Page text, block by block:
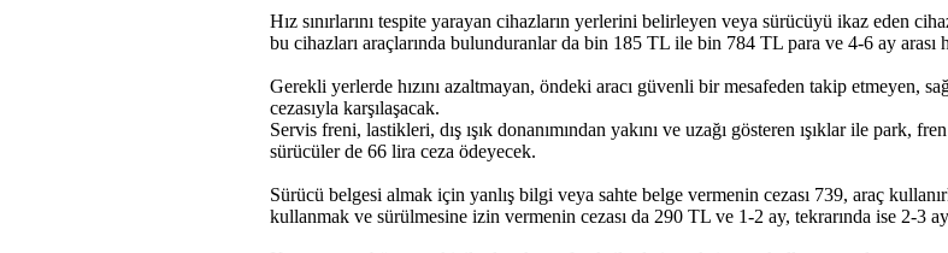
Hız sınırlarını tespite yarayan cihazların yerlerini belirleyen veya sürücüyü ikaz eden
bu cihazları araçlarında bulunduranlar da bin 185 TL ile bin 784 TL para ve 4-6 ay arası
Gerekli yerlerde hızını azaltmayan, öndeki aracı güvenli bir mesafeden takip etmeyen,
cezasıyla karşılaşacak.
Servis freni, lastikleri, dış ışık donanımından yakını ve uzağı gösteren ışıklar ile park,
sürücüler de 66 lira ceza ödeyecek.
Sürücü belgesi almak için yanlış bilgi veya sahte belge vermenin cezası 739, araç
kullanmak ve sürülmesine izin vermenin cezası da 290 TL ve 1-2 ay, tekrarında ise 2-3